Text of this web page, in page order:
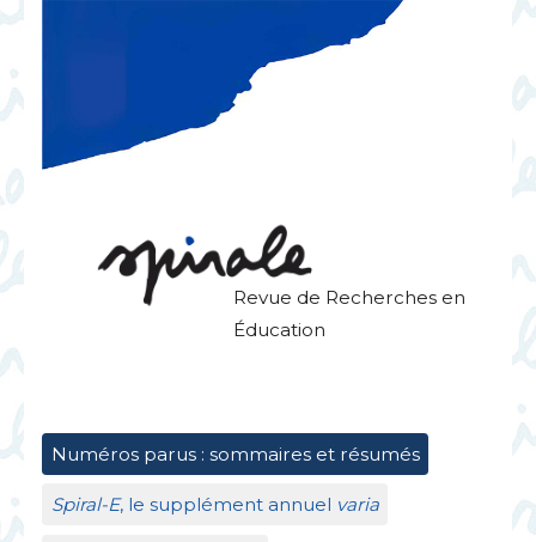
Revue de Recherches en
Éducation
Numéros parus : sommaires et résumés
Spiral-E, le supplément annuel varia